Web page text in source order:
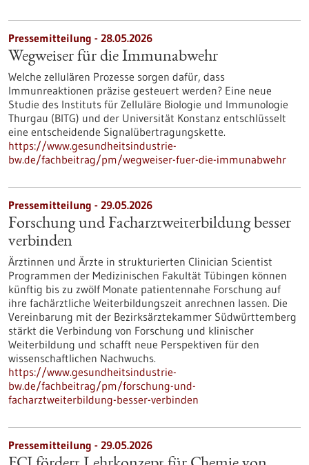
Pressemitteilung - 28.05.2026
Wegweiser für die Immunabwehr
Welche zellulären Prozesse sorgen dafür, dass
Immunreaktionen präzise gesteuert werden? Eine neue
Studie des Instituts für Zelluläre Biologie und Immunologie
Thurgau (BITG) und der Universität Konstanz entschlüsselt
eine entscheidende Signalübertragungskette.
https://www.gesundheitsindustrie-
bw.de/fachbeitrag/pm/wegweiser-fuer-die-immunabwehr
Pressemitteilung - 29.05.2026
Forschung und Facharztweiterbildung besser
verbinden
Ärztinnen und Ärzte in strukturierten Clinician Scientist
Programmen der Medizinischen Fakultät Tübingen können
künftig bis zu zwölf Monate patientennahe Forschung auf
ihre fachärztliche Weiterbildungszeit anrechnen lassen. Die
Vereinbarung mit der Bezirksärztekammer Südwürttemberg
stärkt die Verbindung von Forschung und klinischer
Weiterbildung und schafft neue Perspektiven für den
wissenschaftlichen Nachwuchs.
https://www.gesundheitsindustrie-
bw.de/fachbeitrag/pm/forschung-und-
facharztweiterbildung-besser-verbinden
Pressemitteilung - 29.05.2026